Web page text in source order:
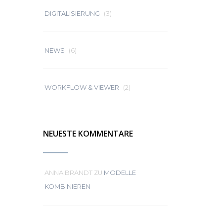
DIGITALISIERUNG (3)
NEWS (6)
WORKFLOW & VIEWER (2)
NEUESTE KOMMENTARE
ANNA BRANDTZU MODELLE
KOMBINIEREN